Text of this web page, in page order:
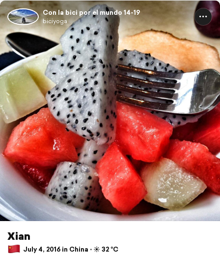
Con la bici por el mundo 14-19
biciyoga
Xian
July 4, 2016 in China ⋅ ☀️ 32 °C